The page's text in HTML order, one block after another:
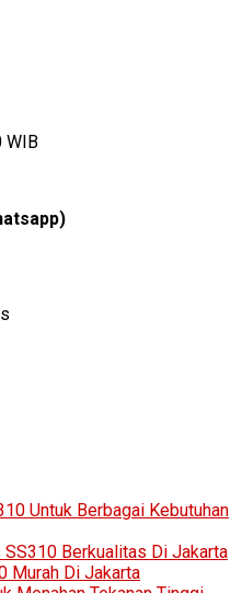
WIB
Untuk Berbagai Kebutuhan
Berkualitas Di Jakarta
Murah Di Jakarta